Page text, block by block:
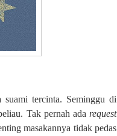
suami tercinta. Seminggu di
Tak pernah ada request
masakannya tidak pedas